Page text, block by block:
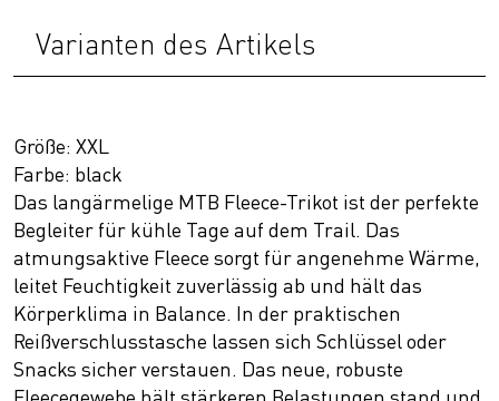
Varianten des Artikels
Größe: XXL
Farbe: black
Das langärmelige MTB Fleece-Trikot ist der perfekte
Begleiter für kühle Tage auf dem Trail. Das
atmungsaktive Fleece sorgt für angenehme Wärme,
leitet Feuchtigkeit zuverlässig ab und hält das
Körperklima in Balance. In der praktischen
Reißverschlusstasche lassen sich Schlüssel oder
Snacks sicher verstauen. Das neue, robuste